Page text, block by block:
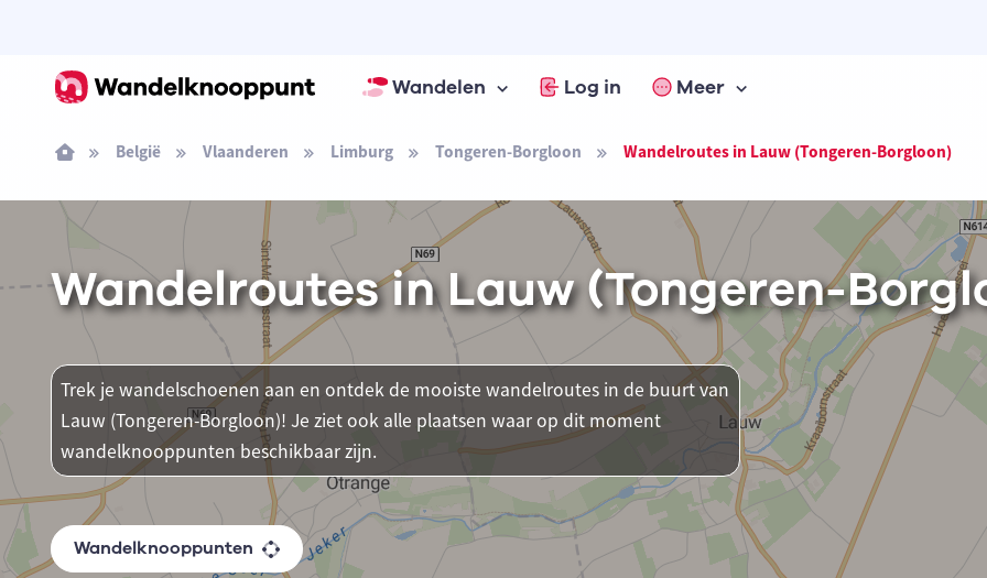
Wandelen Log in Meer
België Vlaanderen Limburg Tongeren-Borgloon Wandelroutes in Lauw (Tongeren-Borgloon)
Wandelroutes in Lauw (Tongeren-
Trek je wandelschoenen aan en ontdek de mooiste wandelroutes in de buurt van
Lauw (Tongeren-Borgloon)! Je ziet ook alle plaatsen waar op dit moment
wandelknooppunten beschikbaar zijn.
Wandelknooppunten